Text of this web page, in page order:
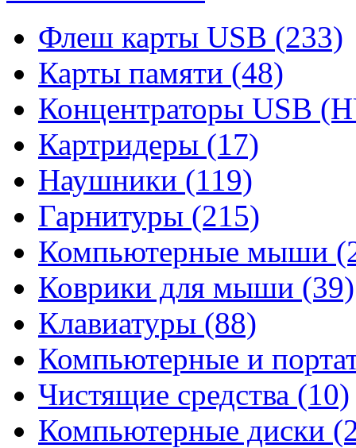
Флеш карты USB (233)
Карты памяти (48)
Концентраторы USB
Картридеры (17)
Наушники (119)
Гарнитуры (215)
Компьютерные мыши
Коврики для мыши (39)
Клавиатуры (88)
Компьютерные и
Чистящие средства (10)
Компьютерные диски